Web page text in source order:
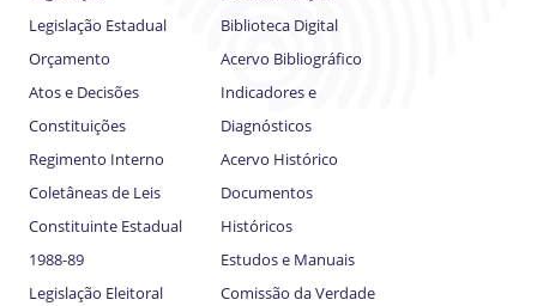
Legislação Estadual
Orçamento
Atos e Decisões
Constituições
Regimento Interno
Coletâneas de Leis
Constituinte Estadual
1988-89
Legislação Eleitoral
Biblioteca Digital
Acervo Bibliográfico
Indicadores e
Diagnósticos
Acervo Histórico
Documentos
Históricos
Estudos e Manuais
Comissão da Verdade